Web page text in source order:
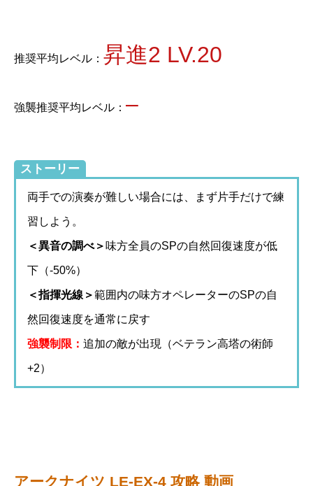
推奨平均レベル： 昇進2 LV.20
強襲推奨平均レベル： –
ストーリー
両手での演奏が難しい場合には、まず片手だけで練
習しよう。
＜異音の調べ＞ 味方全員のSPの自然回復速度が低
下（-50%）
＜指揮光線＞範囲内の味方オペレーターのSPの自
然回復速度を通常に戻す
強襲制限： 追加の敵が出現（ベテラン高塔の術師
+2）
アークナイツ LE-EX-4 攻略 動画